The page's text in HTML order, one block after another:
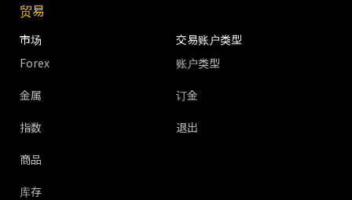
贸易
市场
Forex
金属
指数
商品
库存
交易账户类型
账户类型
订金
退出